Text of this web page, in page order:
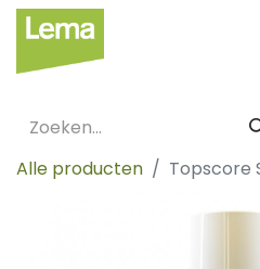
Alle producten
Topscore